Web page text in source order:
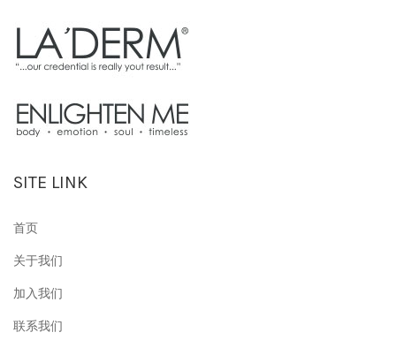
SITE LINK
首页
关于我们
加入我们
联系我们